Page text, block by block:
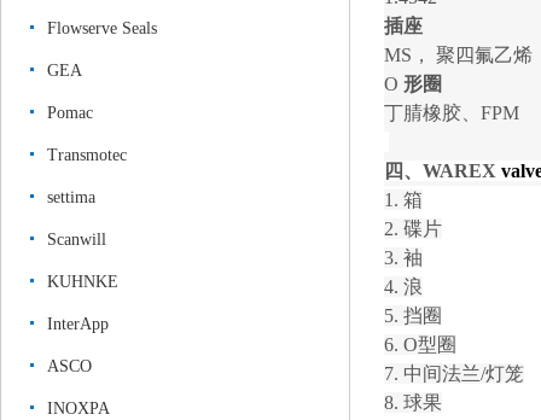
Flowserve Seals
GEA
Pomac
Transmotec
settima
Scanwill
KUHNKE
InterApp
ASCO
INOXPA
插座
MS， 聚四氟乙烯
O 形圈
丁腈橡胶、 FPM
四、 WAREX
1. 箱
2. 碟片
3. 袖
4. 浪
5. 挡圈
6. O型圈
7. 中间法兰/灯笼
8. 球果